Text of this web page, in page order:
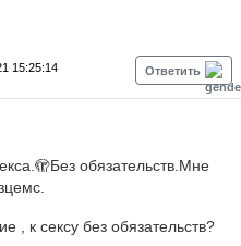
15:25:14 Ответить
обязательств.Мне
, к сексу без обязательств?